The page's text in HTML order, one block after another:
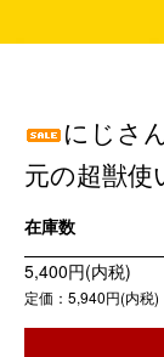
にじさ
元の超獣使
在庫数
5,400円(内税)
定価：5,940円(内税)